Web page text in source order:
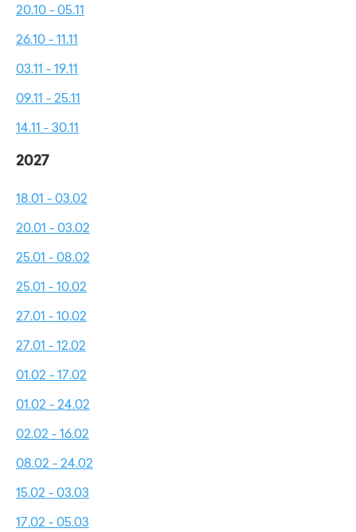
20.10 - 05.11
26.10 - 11.11
03.11 - 19.11
09.11 - 25.11
14.11 - 30.11
2027
18.01 - 03.02
20.01 - 03.02
25.01 - 08.02
25.01 - 10.02
27.01 - 10.02
27.01 - 12.02
01.02 - 17.02
01.02 - 24.02
02.02 - 16.02
08.02 - 24.02
15.02 - 03.03
17.02 - 05.03